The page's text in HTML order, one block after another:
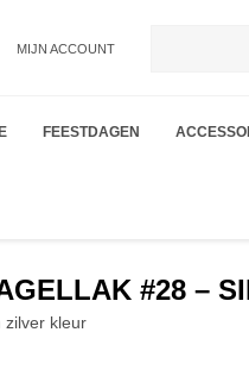
MIJN ACCOUNT
naar:
FEESTDAGEN
#28 –
zilver kleur